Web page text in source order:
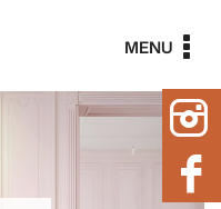
MENU